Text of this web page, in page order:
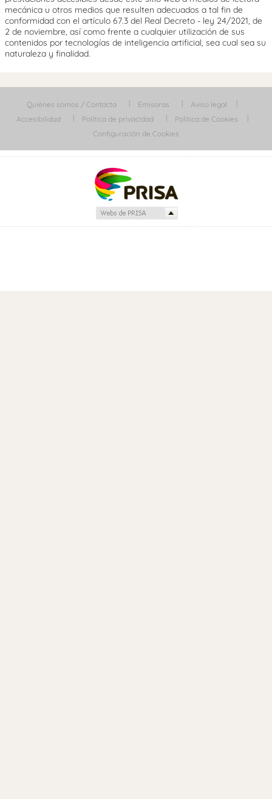
mecánica u otros medios que resulten adecuados a tal fin de
conformidad con el artículo 67.3 del Real Decreto - ley 24/2021, de
2 de noviembre, así como frente a cualquier utilización de sus
contenidos por tecnologías de inteligencia artificial, sea cual sea su
naturaleza y finalidad.
Quiénes somos / Contacta Emisoras
Aviso legal
Accesibilidad
Política de privacidad
Política de Cookies
Configuración de Cookies